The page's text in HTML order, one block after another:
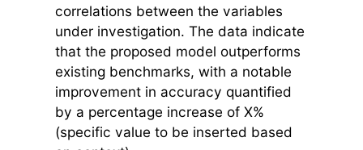
correlations between the variables
under investigation. The data indicate
that the proposed model outperforms
existing benchmarks, with a notable
improvement in accuracy quantified
by a percentage increase of X%
(specific value to be inserted based